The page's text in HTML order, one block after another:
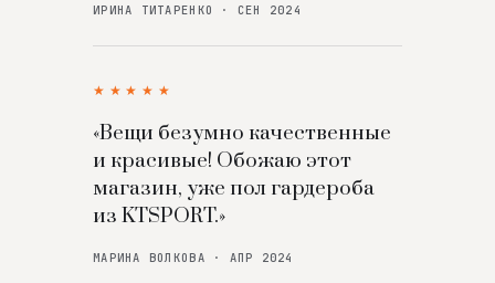
ИРИНА ТИТАРЕНКО · СЕН 2024
★★★★★
«Вещи безумно качественные
и красивые! Обожаю этот
магазин, уже пол гардероба
из KTSPORT.»
МАРИНА ВОЛКОВА · АПР 2024